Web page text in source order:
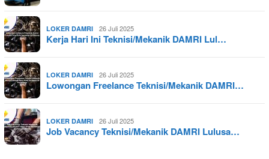
LOKER DAMRI 26 Juli 2025
Kerja Hari Ini Teknisi/Mekanik DAMRI Lul…
LOKER DAMRI 26 Juli 2025
Lowongan Freelance Teknisi/Mekanik DAMRI…
LOKER DAMRI 26 Juli 2025
Job Vacancy Teknisi/Mekanik DAMRI Lulusa…